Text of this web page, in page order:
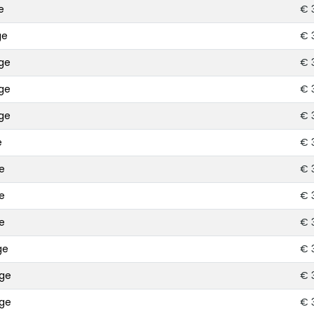
€
€
€
€
€
€
€
€
€
€
€
€